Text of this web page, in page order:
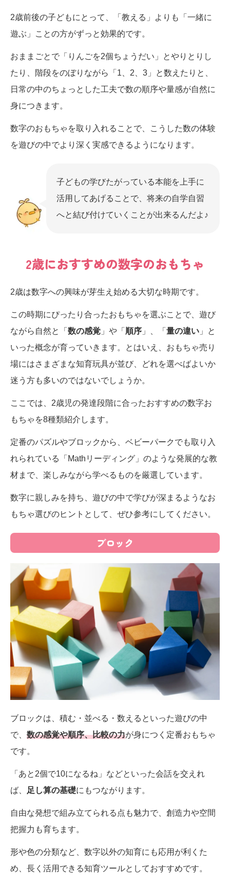
2歳前後の子どもにとって、「教える」よりも「一緒に
遊ぶ」ことの方がずっと効果的です。
おままごとで「りんごを2個ちょうだい」とやりとりし
たり、階段をのぼりながら「1、2、3」と数えたりと、
日常の中のちょっとした工夫で数の順序や量感が自然に
身につきます。
数字のおもちゃを取り入れることで、こうした数の体験
を遊びの中でより深く実感できるようになります。
子どもの学びたがっている本能を上手に
活用してあげることで、将来の自学自習
へと結び付けていくことが出来るんだよ♪
2歳におすすめの数字のおもちゃ
2歳は数字への興味が芽生え始める大切な時期です。
この時期にぴったり合ったおもちゃを選ぶことで、遊び
ながら自然と「 数の感覚 」や「 順序 」、「 量の違い 」と
いった概念が育っていきます。とはいえ、おもちゃ売り
場にはさまざまな知育玩具が並び、どれを選べばよいか
迷う方も多いのではないでしょうか。
ここでは、2歳児の発達段階に合ったおすすめの数字お
もちゃを8種類紹介します。
定番のパズルやブロックから、ベビーパークでも取り入
れられている「Mathリーディング」のような発展的な教
材まで、楽しみながら学べるものを厳選しています。
数字に親しみを持ち、遊びの中で学びが深まるようなお
もちゃ選びのヒントとして、ぜひ参考にしてください。
ブロック
ブロックは、積む・並べる・数えるといった遊びの中
で、 数の感覚や順序、比較の力が身につく定番おもちゃ
です。
「あと2個で10になるね」などといった会話を交えれ
ば、
足し算の基礎にもつながります。
自由な発想で組み立てられる点も魅力で、創造力や空間
把握力も育ちます。
形や色の分類など、数字以外の知育にも応用が利くた
め、長く活用できる知育ツールとしておすすめです。